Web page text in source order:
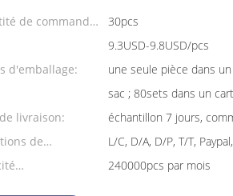
de commande
30pcs
9.3USD-9.8USD/pcs
d'emballage:
une seule pièce dans
sac ; 80sets dans un
livraison:
échantillon 7 jours,
de
L/C, D/A, D/P, T/T,
240000pcs par mois